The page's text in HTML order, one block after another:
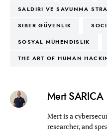
SALDIRI VE SAVUNMA
SIBER GÜVENLIK
SOSYAL MÜHENDISLIK
THE ART OF HUMAN
Mert SARICA
Mert is a
researcher, and